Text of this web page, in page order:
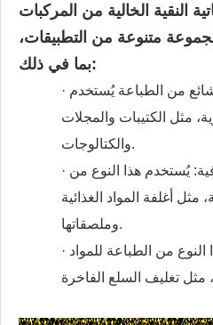
النقية الخالية من المركبات
متنوعة من التطبيقات،
بما في ذلك:
· طباعة الأوفست: هذا نوع شائع من الطباعة يُستخدم
مثل الكتيبات والمجلات
والكتالوجات.
· الطباعة الفلكسوغرافية: يُستخدم هذا النوع من
مثل أغلفة المواد الغذائية
وملصقاتها.
· الطباعة بالحفر: يُستخدم هذا النوع من الطباعة للمواد